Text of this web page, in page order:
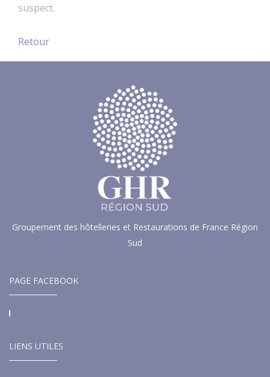
suspect.
Retour
Groupement des hôtelleries et Restaurations de France Région
Sud
PAGE FACEBOOK
LIENS UTILES